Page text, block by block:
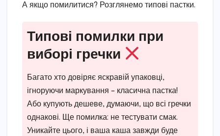
А якщо помилитися? Розглянемо типові пастки.
Типові помилки при
виборі гречки
Багато хто довіряє яскравій упаковці,
ігноруючи маркування – класична пастка!
Або купують дешеве, думаючи, що всі гречки
однакові. Ще помилка: не тестувати смак.
Уникайте цього, і ваша каша завжди буде